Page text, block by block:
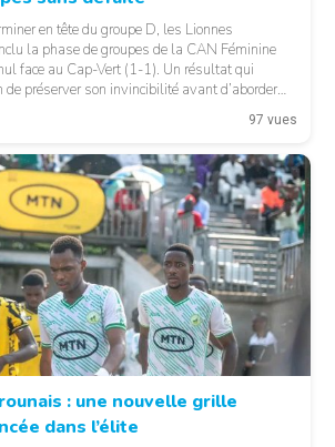
en tête du groupe D, les Lionnes
la phase de groupes de la CAN Féminine
face au Cap-Vert (1-1). Un résultat qui
de préserver son invincibilité avant d’aborder
Les Camerounaises ont rapidement pris le
[…]
97 vues
: une nouvelle grille
dans l’élite